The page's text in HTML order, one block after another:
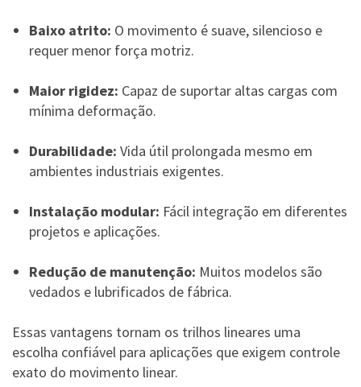
Baixo atrito: O movimento é suave, silencioso e
requer menor força motriz.
Maior rigidez: Capaz de suportar altas cargas com
mínima deformação.
Durabilidade: Vida útil prolongada mesmo em
ambientes industriais exigentes.
Instalação modular: Fácil integração em diferentes
projetos e aplicações.
Redução de manutenção: Muitos modelos são
vedados e lubrificados de fábrica.
Essas vantagens tornam os trilhos lineares uma
escolha confiável para aplicações que exigem controle
exato do movimento linear.